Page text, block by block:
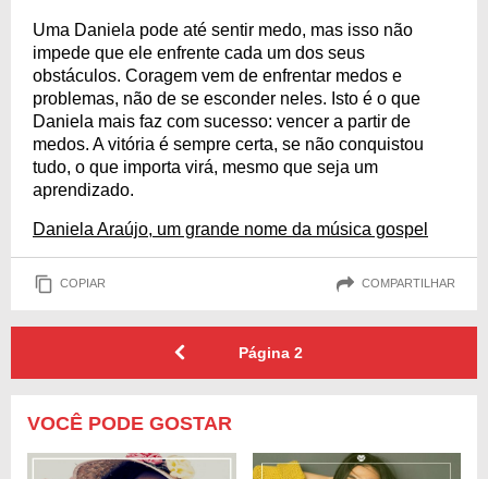
Uma Daniela pode até sentir medo, mas isso não
impede que ele enfrente cada um dos seus
obstáculos. Coragem vem de enfrentar medos e
problemas, não de se esconder neles. Isto é o que
Daniela mais faz com sucesso: vencer a partir de
medos. A vitória é sempre certa, se não conquistou
tudo, o que importa virá, mesmo que seja um
aprendizado.
Daniela Araújo, um grande nome da música gospel
COPIAR COMPARTILHAR
Página2
VOCÊ PODE GOSTAR